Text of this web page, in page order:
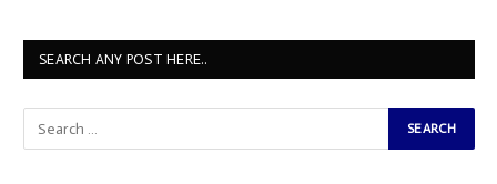
SEARCH ANY POST HERE..